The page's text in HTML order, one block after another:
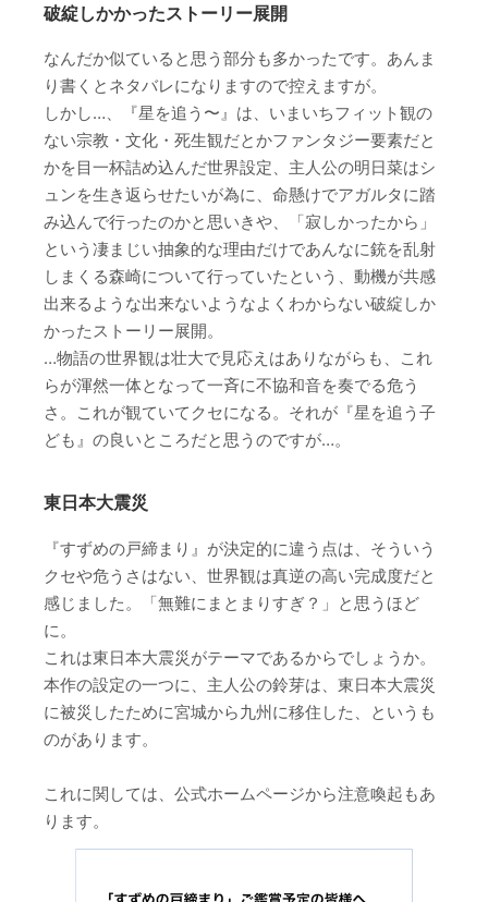
破綻しかかったストーリー展開
なんだか似ていると思う部分も多かったです。あんま
り書くとネタバレになりますので控えますが。
しかし…、『星を追う〜』は、いまいちフィット観の
ない宗教・文化・死生観だとかファンタジー要素だと
かを目一杯詰め込んだ世界設定、主人公の明日菜はシ
ュンを生き返らせたいが為に、命懸けでアガルタに踏
み込んで行ったのかと思いきや、「寂しかったから」
という凄まじい抽象的な理由だけであんなに銃を乱射
しまくる森崎について行っていたという、動機が共感
出来るような出来ないようなよくわからない破綻しか
かったストーリー展開。
…物語の世界観は壮大で見応えはありながらも、これ
らが渾然一体となって一斉に不協和音を奏でる危う
さ。これが観ていてクセになる。それが『星を追う子
ども』の良いところだと思うのですが…。
東日本大震災
『すずめの戸締まり』が決定的に違う点は、そういう
クセや危うさはない、世界観は真逆の高い完成度だと
感じました。「無難にまとまりすぎ？」と思うほど
に。
これは東日本大震災がテーマであるからでしょうか。
本作の設定の一つに、主人公の鈴芽は、東日本大震災
に被災したために宮城から九州に移住した、というも
のがあります。
これに関しては、公式ホームページから注意喚起もあ
ります。